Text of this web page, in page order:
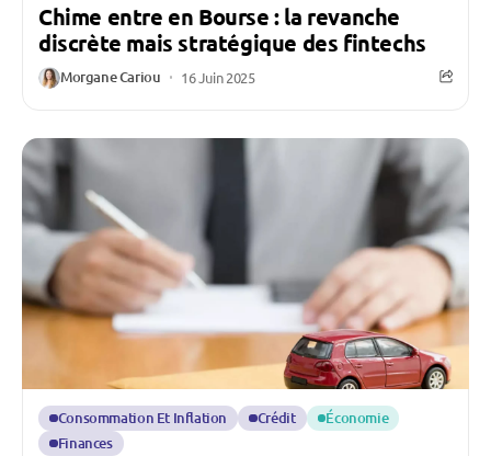
Chime entre en Bourse : la revanche
discrète mais stratégique des fintechs
Morgane Cariou 16 Juin 2025
Consommation Et Inflation Crédit
Économie
Finances